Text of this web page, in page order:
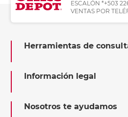
ESCALÓN *+503
VENTAS POR
Herramientas de
Información legal
Nosotros te ayudamos